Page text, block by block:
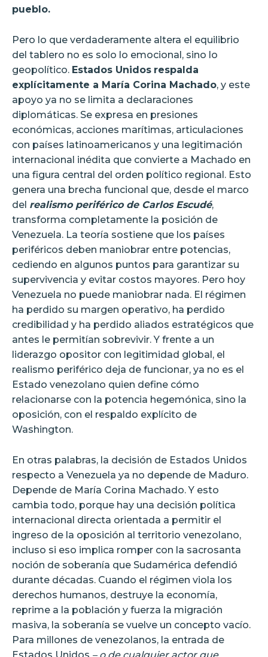
pueblo.
Pero lo que verdaderamente altera el equilibrio
del tablero no es solo lo emocional, sino lo
geopolítico. Estados Unidos respalda
explícitamente a María Corina Machado, y este
apoyo ya no se limita a declaraciones
diplomáticas. Se expresa en presiones
económicas, acciones marítimas, articulaciones
con países latinoamericanos y una legitimación
internacional inédita que convierte a Machado en
una figura central del orden político regional. Esto
genera una brecha funcional que, desde el marco
del realismo periférico de Carlos Escudé,
transforma completamente la posición de
Venezuela. La teoría sostiene que los países
periféricos deben maniobrar entre potencias,
cediendo en algunos puntos para garantizar su
supervivencia y evitar costos mayores. Pero hoy
Venezuela no puede maniobrar nada. El régimen
ha perdido su margen operativo, ha perdido
credibilidad y ha perdido aliados estratégicos que
antes le permitían sobrevivir. Y frente a un
liderazgo opositor con legitimidad global, el
realismo periférico deja de funcionar, ya no es el
Estado venezolano quien define cómo
relacionarse con la potencia hegemónica, sino la
oposición, con el respaldo explícito de
Washington.
En otras palabras, la decisión de Estados Unidos
respecto a Venezuela ya no depende de Maduro.
Depende de María Corina Machado. Y esto
cambia todo, porque hay una decisión política
internacional directa orientada a permitir el
ingreso de la oposición al territorio venezolano,
incluso si eso implica romper con la sacrosanta
noción de soberanía que Sudamérica defendió
durante décadas. Cuando el régimen viola los
derechos humanos, destruye la economía,
reprime a la población y fuerza la migración
masiva, la soberanía se vuelve un concepto vacío.
Para millones de venezolanos, la entrada de